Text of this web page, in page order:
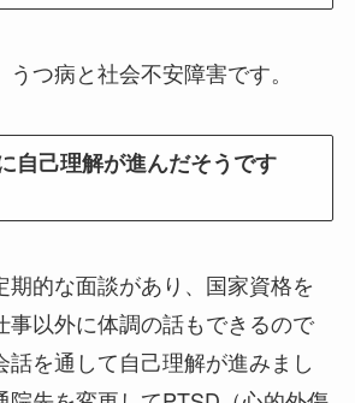
つ病と社会不安障害です。
自己理解が進んだそうです
期的な面談があり、国家資格を
事以外に体調の話もできるので
話を通して自己理解が進みまし